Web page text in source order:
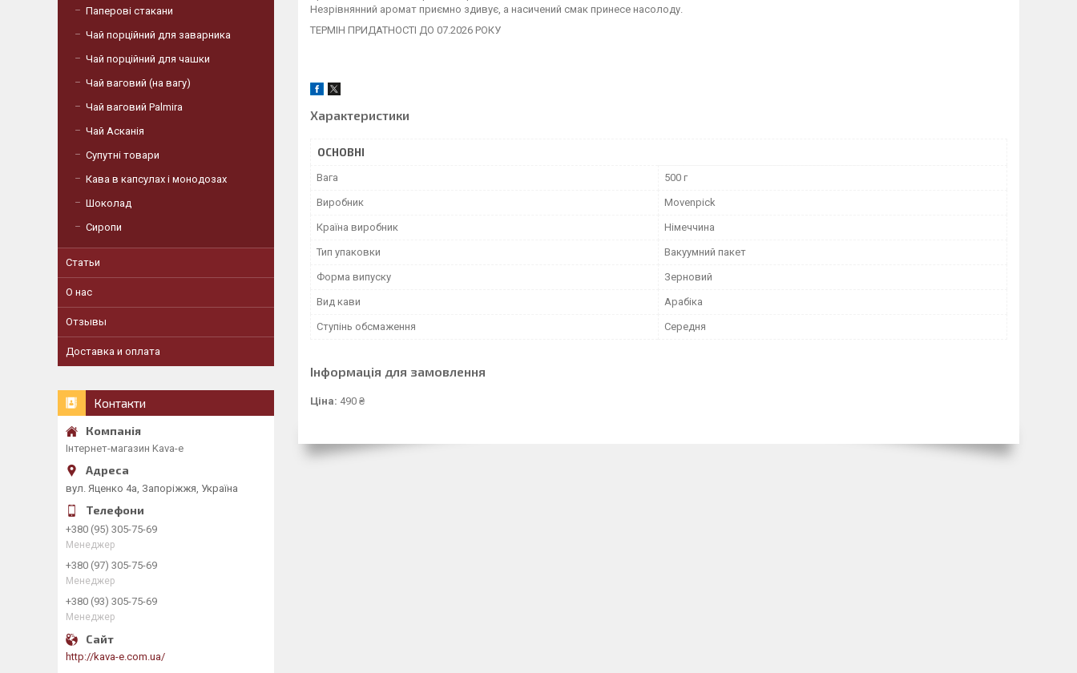
Незрівнянний аромат приємно здивує, а насичений смак принесе насолоду.
ТЕРМІН ПРИДАТНОСТІ ДО 07.2026 РОКУ
Характеристики
ОСНОВНІ
Вага 500 г
Виробник Movenpick
Країна виробник Німеччина
Тип упаковки Вакуумний пакет
Форма випуску Зерновий
Вид кави Арабіка
Ступінь обсмаження Середня
Інформація для замовлення
Ціна: 490 ₴
Паперові стакани
Чай порційний для заварника
Чай порційний для чашки
Чай ваговий (на вагу)
Чай ваговий Palmira
Чай Асканія
Супутні товари
Кава в капсулах і монодозах
Шоколад
Сиропи
Статьи
О нас
Отзывы
Доставка и оплата
Контакти
Інтернет-магазин Kava-e
вул. Яценко 4а, Запоріжжя, Україна
+380 (95) 305-75-69
Менеджер
+380 (97) 305-75-69
Менеджер
+380 (93) 305-75-69
Менеджер
http://kava-e.com.ua/